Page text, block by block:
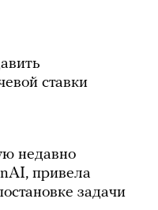
ставки
недавно
привела
задачи